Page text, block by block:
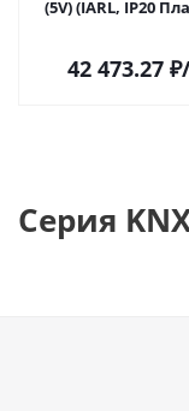
(5V) (IARL, IP20
42 473.27₽
Серия